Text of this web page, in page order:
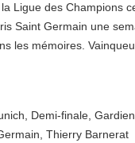
Ligue des Champions
Saint Germain une
les mémoires.
Demi-finale
Thierry Barnerat